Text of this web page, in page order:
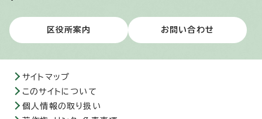
区役所案内 お問い合わせ
サイトマップ
このサイトについて
個人情報の取り扱い